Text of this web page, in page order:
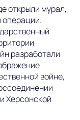
открыли мурал,
операции.
разработали
войне,
Херсонской